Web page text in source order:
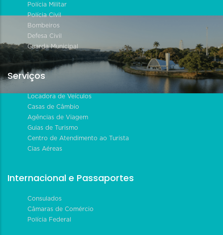
Polícia Militar
Polícia Civil
Bombeiros
Defesa Civil
Guarda Municipal
Serviços
Locadora de Veículos
Casas de Câmbio
Agências de Viagem
Guias de Turismo
Centro de Atendimento ao Turista
Cias Aéreas
Internacional e Passaportes
Consulados
Câmaras de Comércio
Polícia Federal